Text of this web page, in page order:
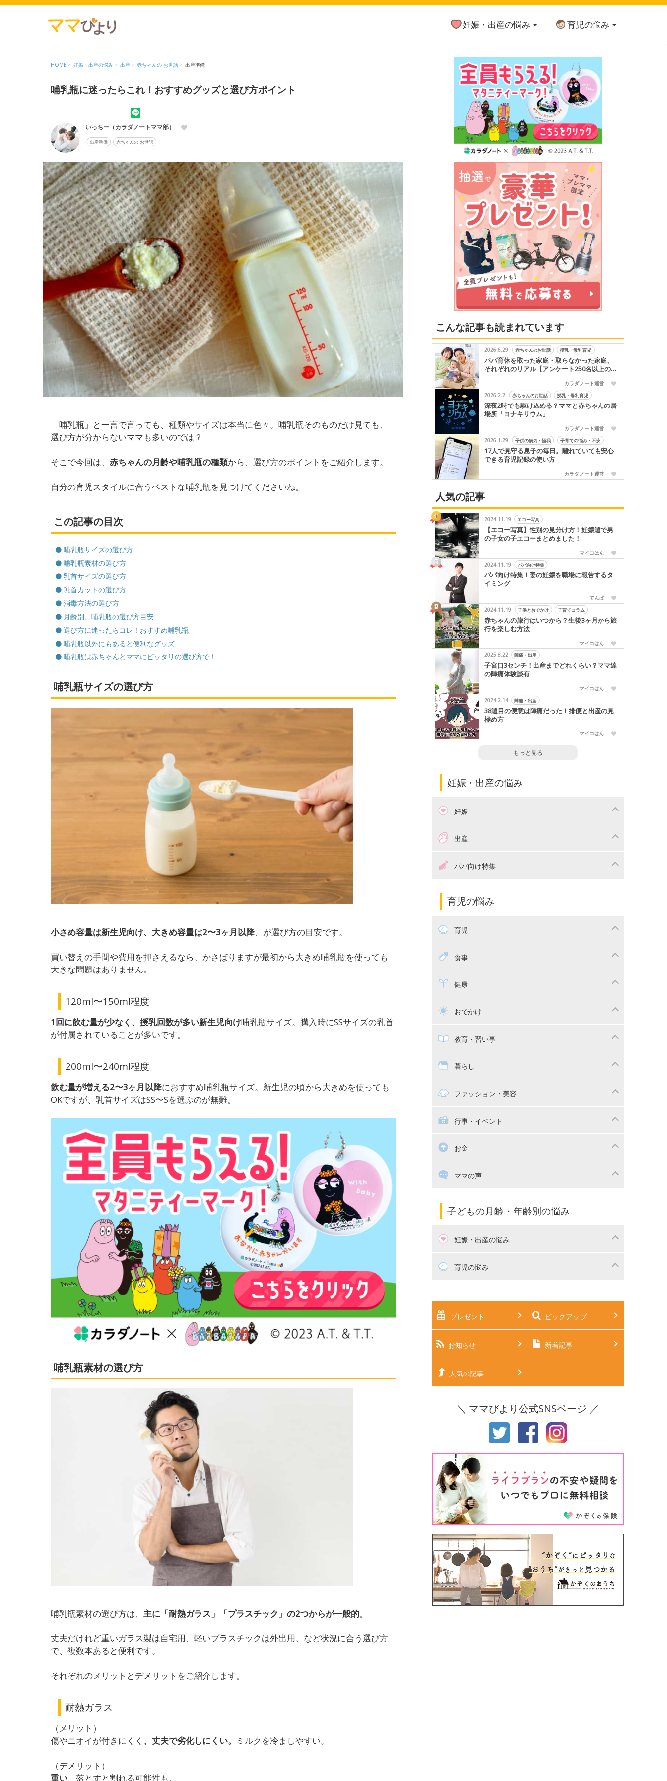
妊娠・出産の悩み 育児の悩み
HOME 妊娠・出産の悩み 出産 赤ちゃんの お世話 出産準備
哺乳瓶に迷ったらこれ！おすすめグッズと選び方ポイント
いっちー（カラダノートママ部）
出産準備 赤ちゃんの お世話
「哺乳瓶」と一言で言っても、種類やサイズは本当に色々。哺乳瓶そのものだけ見ても、
選び方が分からないママも多いのでは？
そこで今回は、 赤ちゃんの月齢や哺乳瓶の種類から、選び方のポイントをご紹介します。
自分の育児スタイルに合うベストな哺乳瓶を見つけてくださいね。
この記事の目次
哺乳瓶サイズの選び方
哺乳瓶素材の選び方
乳首サイズの選び方
乳首カットの選び方
消毒方法の選び方
月齢別、哺乳瓶の選び方目安
選び方に迷ったらコレ！おすすめ哺乳瓶
哺乳瓶以外にもあると便利なグッズ
哺乳瓶は赤ちゃんとママにピッタリの選び方で！
哺乳瓶サイズの選び方
小さめ容量は新生児向け、大きめ容量は2〜3ヶ月以降、が選び方の目安です。
買い替えの手間や費用を押さえるなら、かさばりますが最初から大きめ哺乳瓶を使っても
大きな問題はありません。
120ml〜150ml程度
1回に飲む量が少なく、授乳回数が多い新生児向け哺乳瓶サイズ。購入時にSSサイズの乳首
が付属されていることが多いです。
200ml〜240ml程度
飲む量が増える2〜3ヶ月以降におすすめ哺乳瓶サイズ。新生児の頃から大きめを使っても
OKですが、乳首サイズはSS〜Sを選ぶのが無難。
哺乳瓶素材の選び方
哺乳瓶素材の選び方は、 主に「耐熱ガラス」「プラスチック」の2つからが一般的。
丈夫だけれど重いガラス製は自宅用、軽いプラスチックは外出用、など状況に合う選び方
で、複数本あると便利です。
それぞれのメリットとデメリットをご紹介します。
耐熱ガラス
（メリット）
傷やニオイが付きにくく 、丈夫で劣化しにくい。 ミルクを冷ましやすい。
（デメリット）
重い、落とすと割れる可能性も。
こんな記事も読まれています
2026.6.29 赤ちゃんのお世話 授乳・母乳育児
パパ育休を取った家庭・取らなかった家庭、
それぞれのリアル【アンケート250名以上の
カラダノート運営
2026.2.2
赤ちゃんのお世話 授乳・母乳育児
深夜2時でも駆け込める？ママと赤ちゃんの居
場所「ヨナキリウム」
カラダノート運営
2026.1.29
子供の病気・怪我 子育ての悩み・不安
17人で見守る息子の毎日。離れていても安心
できる育児記録の使い方
カラダノート運営
人気の記事
2024.11.19 エコー写真
【エコー写真】性別の見分け方！妊娠週で男
の子女の子エコーまとめました！
マイコはん
2024.11.19
パパ向け特集
パパ向け特集！妻の妊娠を職場に報告するタ
イミング
てんぱ
2024.11.19
子供とおでかけ 子育てコラム
赤ちゃんの旅行はいつから？生後3ヶ月から旅
行を楽しむ方法
マイコはん
2025.8.22
陣痛・出産
子宮口3センチ！出産までどれくらい？ママ達
の陣痛体験談有
マイコはん
2024.2.14
陣痛・出産
38週目の便意は陣痛だった！排便と出産の見
極め方
マイコはん
もっと見る
妊娠・出産の悩み
妊娠
つわり
妊娠中の食事
出産
出産準備パパ向け特集
パパ向け特集
育児の悩み
育児
赤ちゃんのお世話
寝かしつけ
トイトレ
食事
離乳食健康
乳幼児健診・予防接種
おでかけ
子供とおでかけ
抱っこ紐
教育・習い事
教育・習い事
幼稚園
絵本
暮らし
ママの日常
家族関係・夫婦関係
掃除
ファッション・美容
子供の服・ファッション
行事・イベント
漫画
出産祝い・内祝い
お金
住宅購入ママの声
子育てコラム
子どもの月齢・年齢別の悩み
妊娠・出産の悩み
妊活 育児の悩み
生後2ヶ月 生後3ヶ月
生後4ヶ月 生後5ヶ月
生後6ヶ月
生後11ヶ月
3才 4才
5才 6才
プレゼント ピックアップ
お知らせ 新着記事
人気の記事
＼ ママびより公式SNSページ ／